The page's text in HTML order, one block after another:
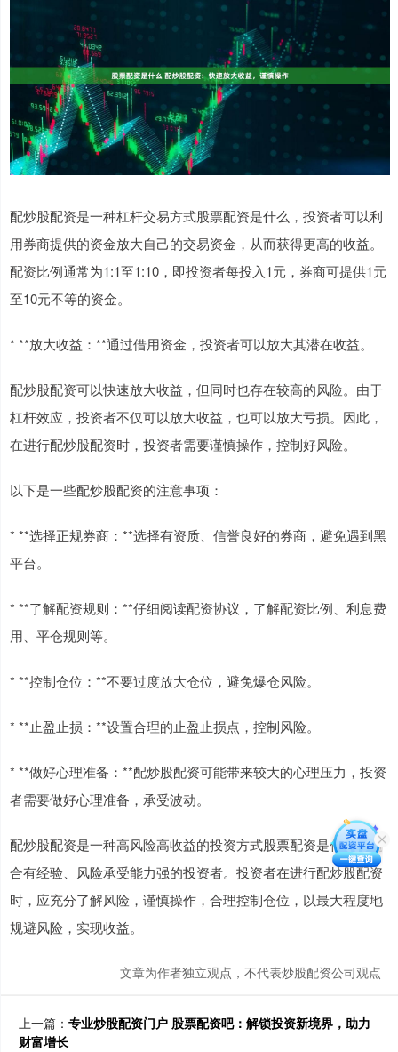
配炒股配资是一种杠杆交易方式股票配资是什么，投资者可以利
用券商提供的资金放大自己的交易资金，从而获得更高的收益。
配资比例通常为1:1至1:10，即投资者每投入1元，券商可提供1元
至10元不等的资金。
* **放大收益：**通过借用资金，投资者可以放大其潜在收益。
配炒股配资可以快速放大收益，但同时也存在较高的风险。由于
杠杆效应，投资者不仅可以放大收益，也可以放大亏损。因此，
在进行配炒股配资时，投资者需要谨慎操作，控制好风险。
以下是一些配炒股配资的注意事项：
* **选择正规券商：**选择有资质、信誉良好的券商，避免遇到黑
平台。
* **了解配资规则：**仔细阅读配资协议，了解配资比例、利息费
用、平仓规则等。
* **控制仓位：**不要过度放大仓位，避免爆仓风险。
* **止盈止损：**设置合理的止盈止损点，控制风险。
* **做好心理准备：**配炒股配资可能带来较大的心理压力，投资
者需要做好心理准备，承受波动。
配炒股配资是一种高风险高收益的投资方式股票配资是什么，适
合有经验、风险承受能力强的投资者。投资者在进行配炒股配资
时，应充分了解风险，谨慎操作，合理控制仓位，以最大程度地
规避风险，实现收益。
文章为作者独立观点，不代表炒股配资公司观点
上一篇： 专业炒股配资门户 股票配资吧：解锁投资新境界，助力
财富增长